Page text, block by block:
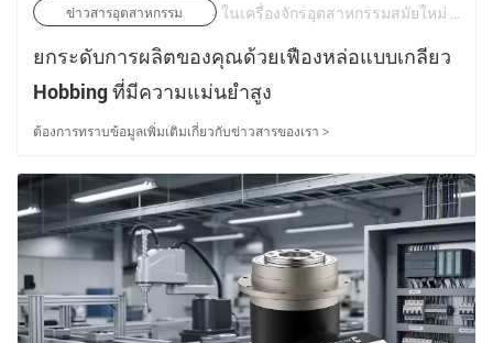
ข่าวสารอุตสาหกรรม ในเครื่องจักรอุตสาหกรรมสมัยใหม่ ระบบส่งกำลังได้รับการคาดหวังให้มากกว่าการส่งแรงบิดแบบธรรมดา อุปกรณ์ในปัจจุบันต้องการความแม่นยำเป็นพิเศษ ความเสถียรในการปฏิบัติงานอย่างต่อเนื่อง ลดความต้องการในการบำรุงรักษา และความสามารถในการทนต่อสภาพแวดล้อมการทำงานที่มีความต้องการเพิ่มมากขึ้น | 19/05/2026
ยกระดับการผลิตของคุณด้วยเฟืองหล่อแบบเกลียว
Hobbing ที่มีความแม่นยำสูง
ต้องการทราบข้อมูลเพิ่มเติมเกี่ยวกับข่าวสารของเรา >